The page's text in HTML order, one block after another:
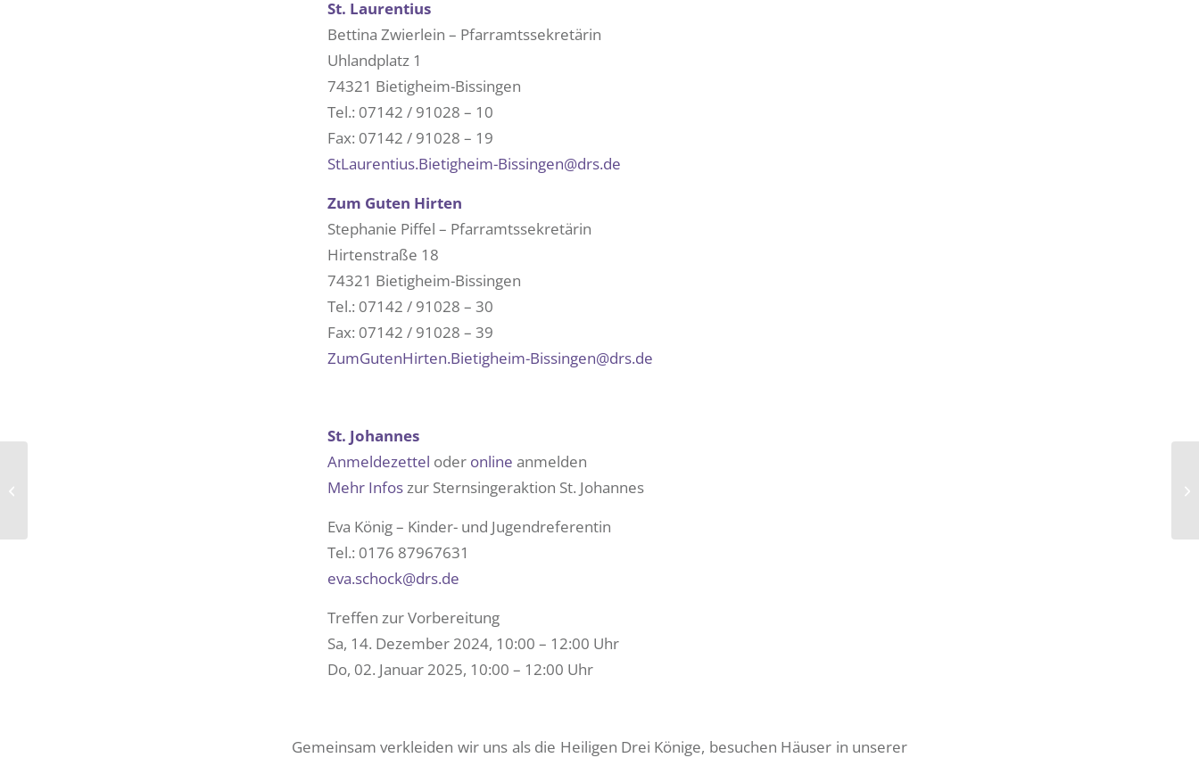
St. Laurentius
Bettina Zwierlein – Pfarramtssekretärin
Uhlandplatz 1
74321 Bietigheim-Bissingen
Tel.: 07142 / 91028 – 10
Fax: 07142 / 91028 – 19
StLaurentius.Bietigheim-Bissingen@drs.de
Zum Guten Hirten
Stephanie Piffel – Pfarramtssekretärin
Hirtenstraße 18
74321 Bietigheim-Bissingen
Tel.: 07142 / 91028 – 30
Fax: 07142 / 91028 – 39
ZumGutenHirten.Bietigheim-Bissingen@drs.de
St. Johannes
Anmeldezettel oder online anmelden
Mehr Infoszur Sternsingeraktion St. Johannes
Eva König – Kinder- und Jugendreferentin
Tel.: 0176 87967631
eva.schock@drs.de
Treffen zur Vorbereitung
Sa, 14. Dezember 2024, 10:00 – 12:00 Uhr
Do, 02. Januar 2025, 10:00 – 12:00 Uhr
Gemeinsam verkleiden wir uns als die Heiligen Drei Könige, besuchen Häuser in unserer